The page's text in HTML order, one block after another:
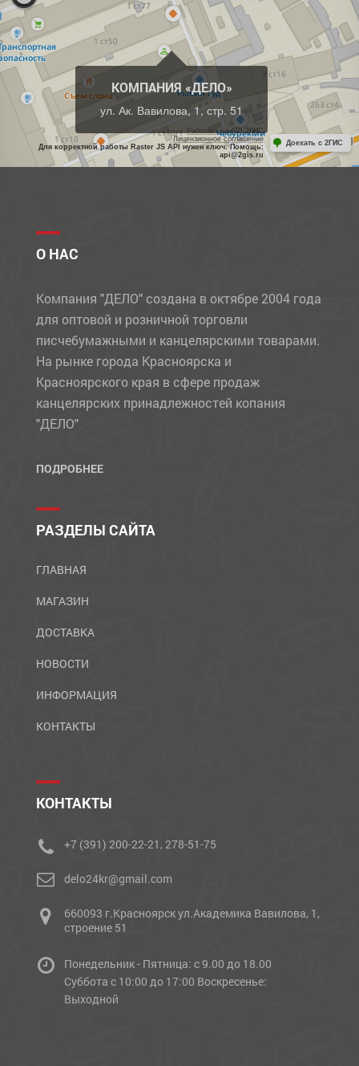
КОМПАНИЯ «ДЕЛО»
ул. Ак. Вавилова, 1, стр. 51
Работает на API 2ГИС
Лицензионное соглашение
Для корректной работы Raster JS API нужен ключ. Помощь:
api@2gis.ru
Доехать с 2ГИС
О НАС
Компания "ДЕЛО" создана в октябре 2004 года
для оптовой и розничной торговли
писчебумажными и канцелярскими товарами.
На рынке города Красноярска и
Красноярского края в сфере продаж
канцелярских принадлежностей копания
"ДЕЛО"
ПОДРОБНЕЕ
РАЗДЕЛЫ САЙТА
ГЛАВНАЯ
МАГАЗИН
ДОСТАВКА
НОВОСТИ
ИНФОРМАЦИЯ
КОНТАКТЫ
КОНТАКТЫ
+7 (391) 200-22-21, 278-51-75
delo24kr@gmail.com
660093 г.Красноярск ул.Академика Вавилова, 1,
строение 51
Понедельник - Пятница: с 9.00 до 18.00
Cуббота с 10:00 до 17:00 Воскресенье:
Выходной